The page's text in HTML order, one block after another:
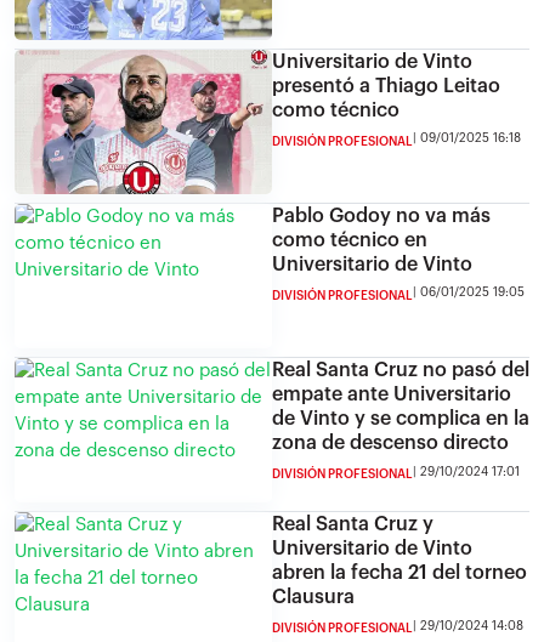
Universitario de Vinto
presentó a Thiago Leitao
como técnico
DIVISIÓN PROFESIONAL 09/01/2025 16:18
Pablo Godoy no va más
como técnico en
Universitario de Vinto
DIVISIÓN PROFESIONAL 06/01/2025 19:05
Real Santa Cruz no pasó del
empate ante Universitario
de Vinto y se complica en la
zona de descenso directo
DIVISIÓN PROFESIONAL 29/10/2024 17:01
Real Santa Cruz y
Universitario de Vinto
abren la fecha 21 del torneo
Clausura
DIVISIÓN PROFESIONAL 29/10/2024 14:08